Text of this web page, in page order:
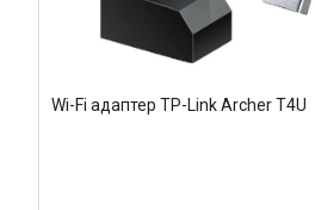
Wi-Fi адаптер TP-Link Archer T4U